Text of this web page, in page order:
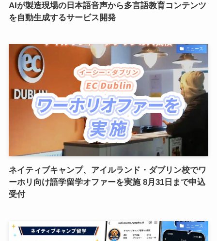
AIが製造現場の日本語音声から多言語教育コンテンツ
を自動生成するサービス開発
ニュース
ネイティブキャンプ、アイルランド・ダブリン校でワ
ーホリ向け語学留学オファーを実施 8月31日まで申込
受付
ニュース